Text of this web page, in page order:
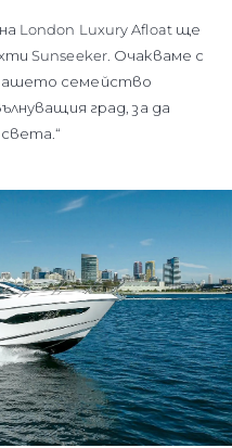
London Luxury Afloat ще
Sunseeker. Очакваме с
семейство
град, за да